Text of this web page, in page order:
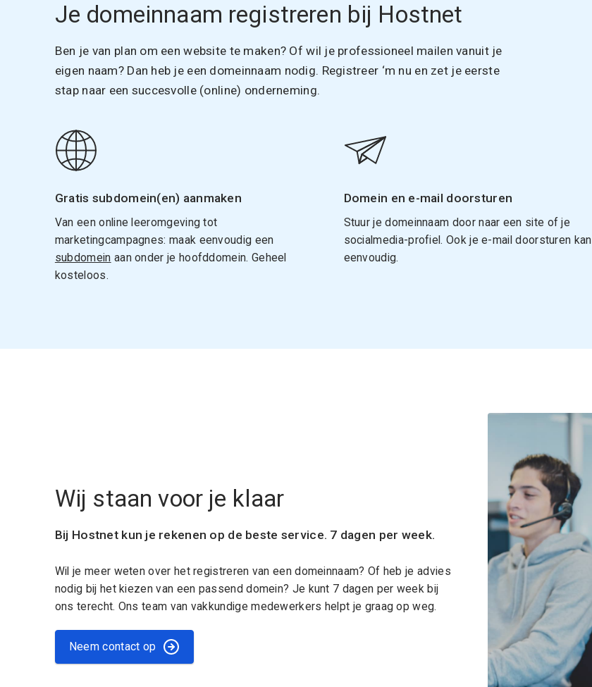
Je domeinnaam registreren bij Hostnet
Ben je van plan om een website te maken? Of wil je professioneel mailen vanuit je
eigen naam? Dan heb je een domeinnaam nodig. Registreer ‘m nu en zet je eerste
stap naar een succesvolle (online) onderneming.
Gratis subdomein(en) aanmaken
Van een online leeromgeving tot
marketingcampagnes: maak eenvoudig een
subdomein aan onder je hoofddomein. Geheel
kosteloos.
Domein en e-mail doorsturen
Stuur je domeinnaam door naar een site of je
socialmedia-profiel. Ook je e-mail doorsturen kan
eenvoudig.
Wij staan voor je klaar
Bij Hostnet kun je rekenen op de beste service. 7 dagen per week.
Wil je meer weten over het registreren van een domeinnaam? Of heb je advies
nodig bij het kiezen van een passend domein? Je kunt 7 dagen per week bij
ons terecht. Ons team van vakkundige medewerkers helpt je graag op weg.
Neem contact op